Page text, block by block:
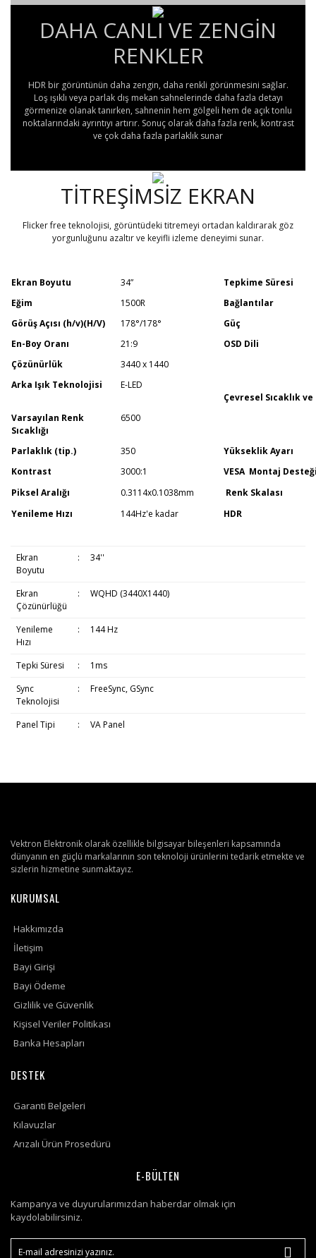
DAHA CANLI VE ZENGİN
RENKLER
HDR bir görüntünün daha zengin, daha renkli görünmesini sağlar.
Loş ışıklı veya parlak dış mekan sahnelerinde daha fazla detayı
görmenize olanak tanırken, sahnenin hem gölgeli hem de açık tonlu
noktalarındaki ayrıntıyı artırır. Sonuç olarak daha fazla renk, kontrast
ve çok daha fazla parlaklık sunar
TİTREŞİMSİZ EKRAN
Flicker free teknolojisi, görüntüdeki titremeyi ortadan kaldırarak göz
yorgunluğunu azaltır ve keyifli izleme deneyimi sunar.
Ekran Boyutu 34”
Tepkime Süresi
Eğim
1500R
Bağlantılar
Görüş Açısı (h/v)(H/V)
178°/178°
Güç
En-Boy Oranı
21:9
OSD Dili
Çözünürlük
3440 x 1440
Çevresel Sıcaklık
Arka Işık Teknolojisi E-LED
Varsayılan Renk
Sıcaklığı
6500
Parlaklık (tip.) 350
Yükseklik Ayarı
Kontrast
3000:1
VESA Montaj
Piksel Aralığı
0.3114x0.1038mm
Renk Skalası
Yenileme Hızı
144Hz'e kadar HDR
Ekran
Boyutu
: 34''
Ekran
Çözünürlüğü
: WQHD (3440X1440)
Yenileme
Hızı
: 144 Hz
Tepki Süresi :
1ms
Sync
Teknolojisi
: FreeSync, GSync
Panel Tipi : VA Panel
Vektron Elektronik olarak özellikle bilgisayar bileşenleri kapsamında
dünyanın en güçlü markalarının son teknoloji ürünlerini tedarik etmekte ve
sizlerin hizmetine sunmaktayız.
KURUMSAL
Hakkımızda
İletişim
Bayi Girişi
Bayi Ödeme
Gizlilik ve Güvenlik
Kişisel Veriler Politikası
Banka Hesapları
DESTEK
Garanti Belgeleri
Kılavuzlar
Arızalı Ürün Prosedürü
E-BÜLTEN
Kampanya ve duyurularımızdan haberdar olmak için
kaydolabilirsiniz.